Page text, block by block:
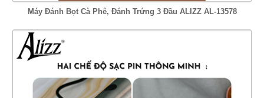
Máy Đánh Bọt Cà Phê, Đánh Trứng 3 Đầu ALIZZ AL-13578